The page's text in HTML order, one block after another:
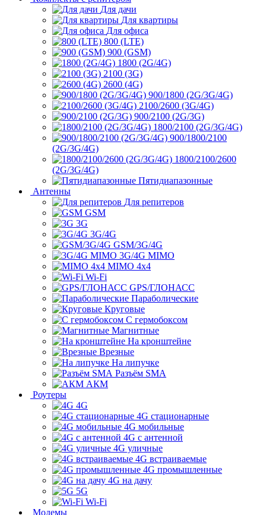
Для дачи
Для квартиры
Для офиса
800 (LTE)
900 (GSM)
1800 (2G/4G)
2100 (3G)
2600 (4G)
900/1800 (2G/3G/4G)
2100/2600 (3G/4G)
900/2100 (2G/3G)
1800/2100 (2G/3G/4G)
900/1800/2100
(2G/3G/4G)
1800/2100/2600
(2G/3G/4G)
Пятидиапазонные
Антенны
Для репитеров
GSM
3G
3G/4G
GSM/3G/4G
3G/4G MIMO
MIMO 4x4
Wi-Fi
GPS/ГЛОНАСС
Параболические
Круговые
С гермобоксом
Магнитные
На кронштейне
Врезные
На липучке
Разъём SMA
АКМ
Роутеры
4G
4G стационарные
4G мобильные
4G с антенной
4G уличные
4G встраиваемые
4G промышленные
4G на дачу
5G
Wi-Fi
Модемы